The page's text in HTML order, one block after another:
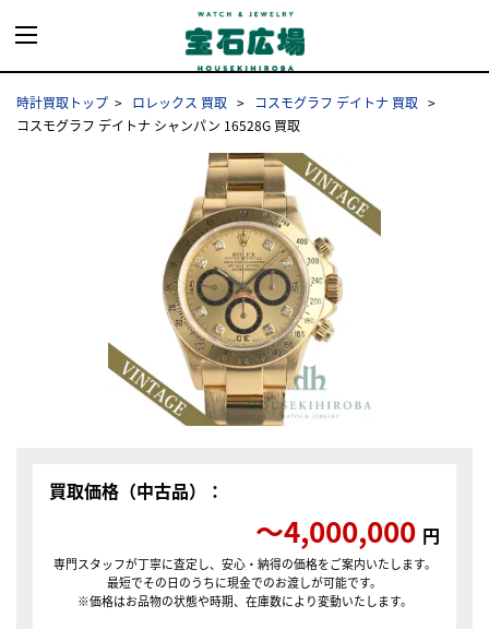
時計買取トップ ロレックス 買取
コスモグラフ デイトナ 買取
コスモグラフ デイトナ シャンパン 16528G 買取
買取価格（中古品）：
〜4,000,000 円
専門スタッフが丁寧に査定し、安心・納得の価格をご案内いたします。
最短でその日のうちに現金でのお渡しが可能です。
※価格はお品物の状態や時期、在庫数により変動いたします。